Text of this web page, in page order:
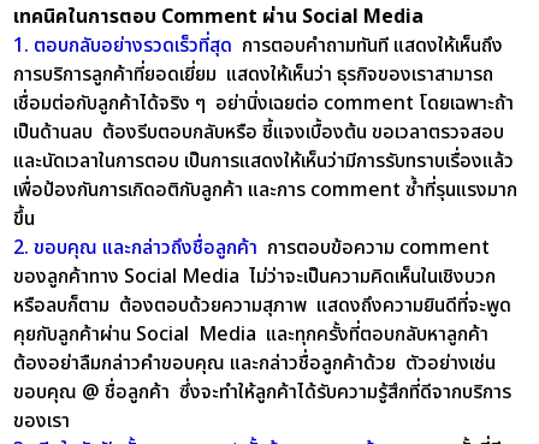
เทคนิคในการตอบ Comment ผ่าน Social Media
1. ตอบกลับอย่างรวดเร็วที่สุด การตอบคำถามทันที แสดงให้เห็นถึง
การบริการลูกค้าที่ยอดเยี่ยม แสดงให้เห็นว่า ธุรกิจของเราสามารถ
เชื่อมต่อกับลูกค้าได้จริง ๆ อย่านิ่งเฉยต่อ comment โดยเฉพาะถ้า
เป็นด้านลบ ต้องรีบตอบกลับหรือ ชี้แจงเบื้องต้น ขอเวลาตรวจสอบ
และนัดเวลาในการตอบ เป็นการแสดงให้เห็นว่ามีการรับทราบเรื่องแล้ว
เพื่อป้องกันการเกิดอติกับลูกค้า และการ comment ซ้ำที่รุนแรงมาก
ขึ้น
2. ขอบคุณ และกล่าวถึงชื่อลูกค้า การตอบข้อความ comment
ของลูกค้าทาง Social Media ไม่ว่าจะเป็นความคิดเห็นในเชิงบวก
หรือลบก็ตาม ต้องตอบด้วยความสุภาพ แสดงถึงความยินดีที่จะพูด
คุยกับลูกค้าผ่าน Social Media และทุกครั้งที่ตอบกลับหาลูกค้า
ต้องอย่าลืมกล่าวคำขอบคุณ และกล่าวชื่อลูกค้าด้วย ตัวอย่างเช่น
ขอบคุณ @ ชื่อลูกค้า ซึ่งจะทำให้ลูกค้าได้รับความรู้สึกที่ดีจากบริการ
ของเรา